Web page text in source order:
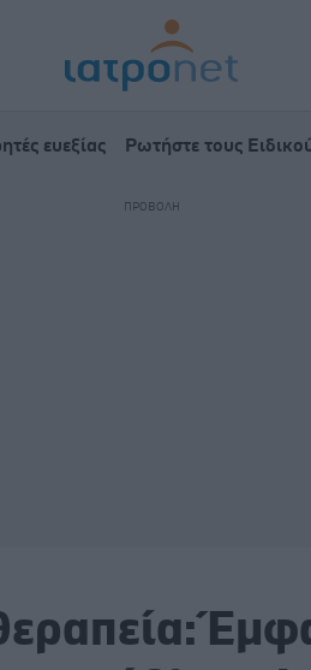
ευεξίας Ρωτήστε τους